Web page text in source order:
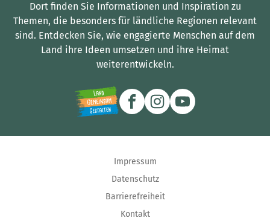
Dort finden Sie Informationen und Inspiration zu
Themen, die besonders für ländliche Regionen relevant
sind. Entdecken Sie, wie engagierte Menschen auf dem
Land ihre Ideen umsetzen und ihre Heimat
weiterentwickeln.
Impressum
Datenschutz
Barrierefreiheit
Kontakt